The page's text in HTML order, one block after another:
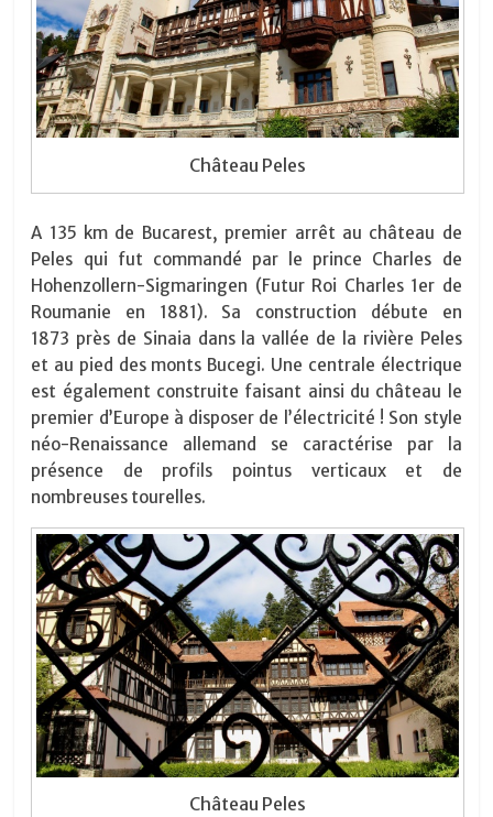
Château Peles
A 135 km de Bucarest, premier arrêt au château de
Peles qui fut commandé par le prince Charles de
Hohenzollern-Sigmaringen (Futur Roi Charles 1er de
Roumanie en 1881). Sa construction débute en
1873 près de Sinaia dans la vallée de la rivière Peles
et au pied des monts Bucegi. Une centrale électrique
est également construite faisant ainsi du château le
premier d’Europe à disposer de l’électricité ! Son style
néo-Renaissance allemand se caractérise par la
présence de profils pointus verticaux et de
nombreuses tourelles.
Château Peles